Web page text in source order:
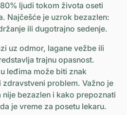
ljudi tokom života oseti
Najčešće je uzrok bezazlen:
ili dugotrajno sedenje.
uz odmor, lagane vežbe ili
trajnu opasnost.
leđima može biti znak
problem. Važno je
bezazlen i kako prepoznati
je vreme za posetu lekaru.